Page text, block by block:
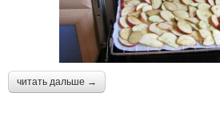
читать дальше →